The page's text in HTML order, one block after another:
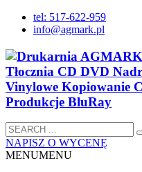
tel: 517-622-959
info@agmark.pl
NAPISZ O WYCENĘ
MENUMENU